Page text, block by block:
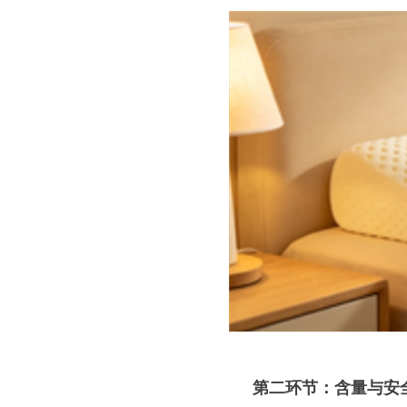
第二环节：含量与安